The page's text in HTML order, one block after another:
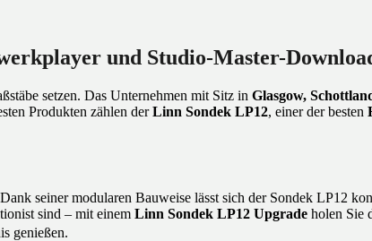
und Studio-Master-
setzen. Das Unternehmen mit Sitz in Glasgow,
Produkten zählen derLinn Sondek LP12, einer der besten
seiner modularen Bauweise lässt sich der Sondek LP12
sind – mit einem Linn Sondek LP12 Upgrade holen Sie
genießen.